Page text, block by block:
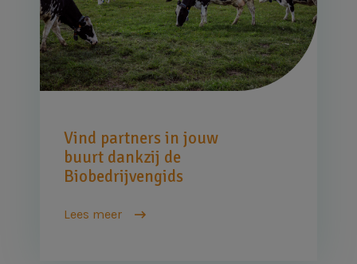
Vind partners in jouw
buurt dankzij de
Biobedrijvengids
Lees meer